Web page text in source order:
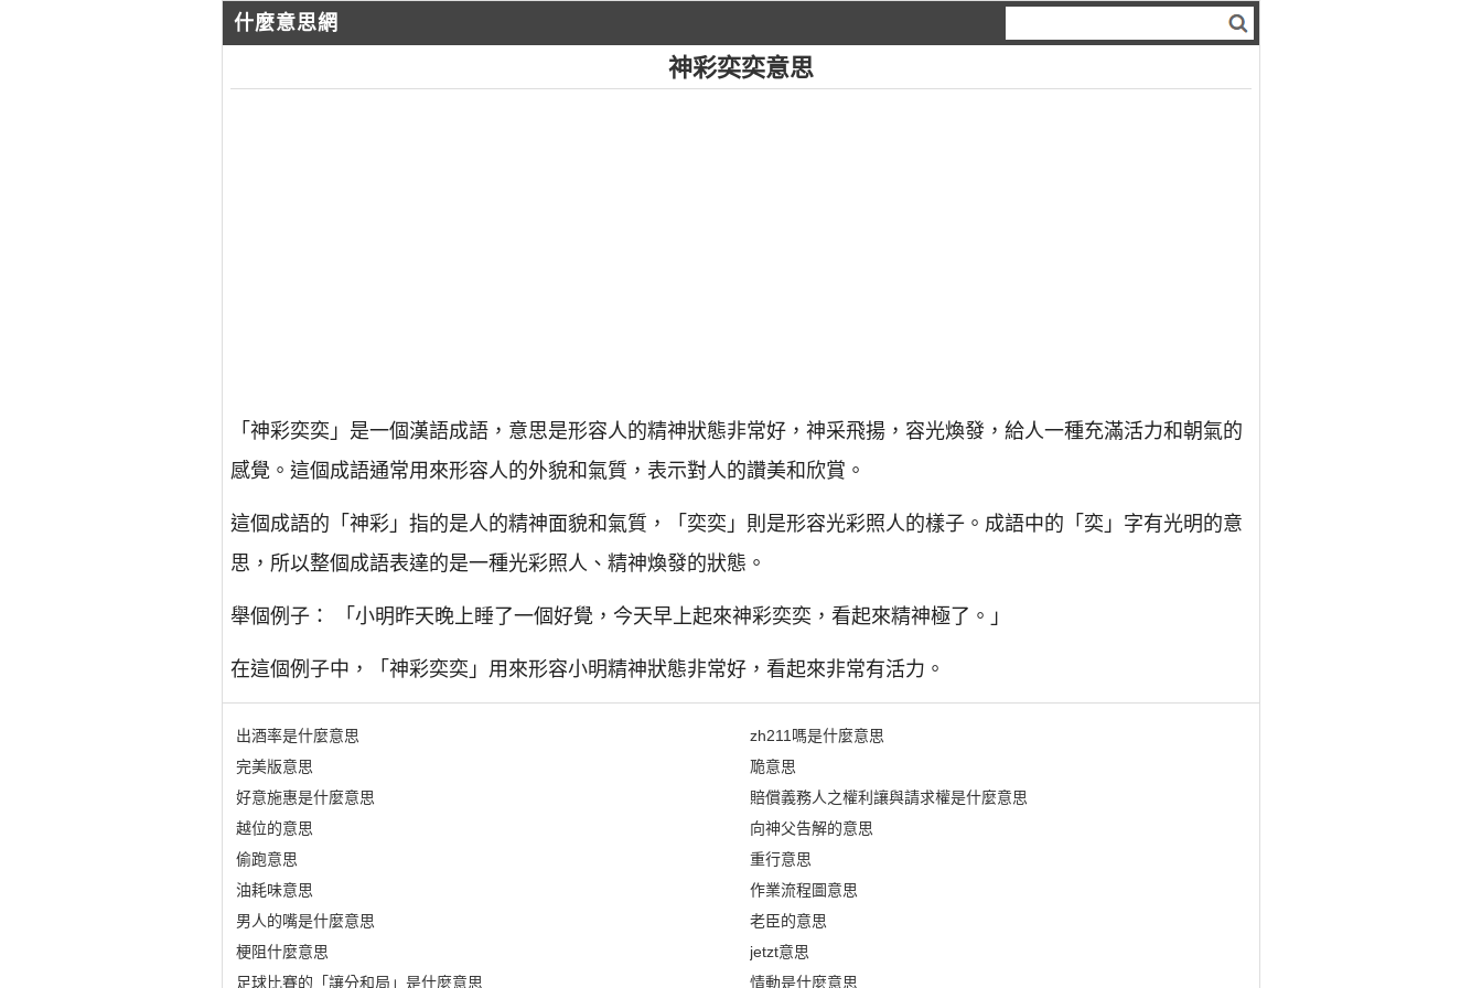
什麼意思網
神彩奕奕意思
「神彩奕奕」是一個漢語成語，意思是形容人的精神狀態非常好，神采飛揚，容光煥發，給人一種充滿活力和朝氣的
感覺。這個成語通常用來形容人的外貌和氣質，表示對人的讚美和欣賞。
這個成語的「神彩」指的是人的精神面貌和氣質，「奕奕」則是形容光彩照人的樣子。成語中的「奕」字有光明的意
思，所以整個成語表達的是一種光彩照人、精神煥發的狀態。
舉個例子： 「小明昨天晚上睡了一個好覺，今天早上起來神彩奕奕，看起來精神極了。」
在這個例子中，「神彩奕奕」用來形容小明精神狀態非常好，看起來非常有活力。
出酒率是什麼意思
完美版意思
好意施惠是什麼意思
越位的意思
偷跑意思
油耗味意思
男人的嘴是什麼意思
梗阻什麼意思
足球比賽的「讓分和局」是什麼意思
zh211嗎是什麼意思
卼意思
賠償義務人之權利讓與請求權是什麼意思
向神父告解的意思
重行意思
作業流程圖意思
老臣的意思
jetzt意思
情動是什麼意思